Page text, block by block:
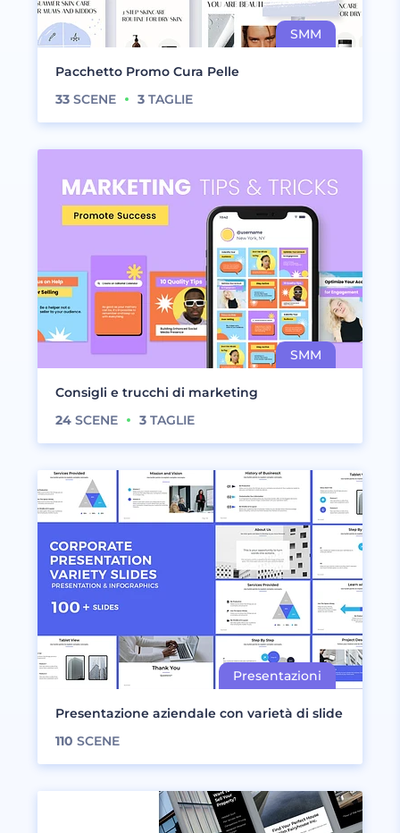
Pacchetto Promo Cura Pelle
33 SCENE 3 TAGLIE
Consigli e trucchi di marketing
24 SCENE 3 TAGLIE
Presentazione aziendale con varietà di slide
110 SCENE